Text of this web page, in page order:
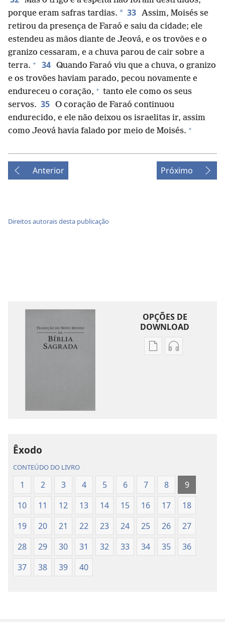
porque eram safras tardias. * 33 Assim, Moisés se
retirou da presença de Faraó e saiu da cidade; ele
estendeu as mãos diante de Jeová, e os trovões e o
granizo cessaram, e a chuva parou de cair sobre a
terra. + 34 Quando Faraó viu que a chuva, o granizo
e os trovões haviam parado, pecou novamente e
endureceu o coração, + tanto ele como os seus
servos. 35 O coração de Faraó continuou
endurecido, e ele não deixou os israelitas ir, assim
como Jeová havia falado por meio de Moisés. +
Anterior Próximo
Direitos autorais desta publicação
OPÇÕES DE
DOWNLOAD
Opções
Sagrada
(revisão
2015)
Opções
Sagrada
(revisão
2015)
Êxodo
CONTEÚDO DO LIVRO
1 2 3 4 5 6 7 8
9
10
11 12 13 14 15 16 17
18
19
20 21 22 23 24 25 26
27
28
29 30 31 32 33 34 35
36
37
38 39 40